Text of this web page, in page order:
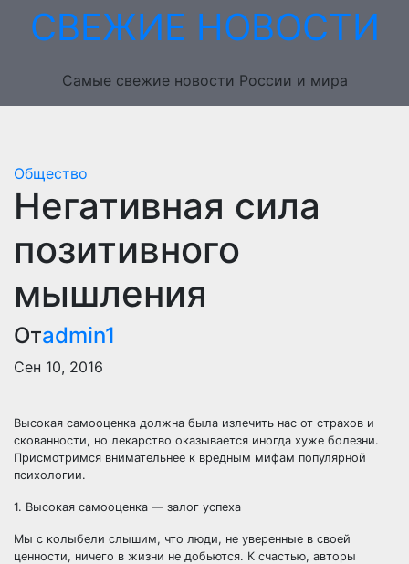
ПерейтиСВЕЖИЕ НОВОСТИ
Самые свежие новости России и мира
Общество
Негативная сила
позитивного
мышления
Отadmin1
Сен 10, 2016
Высокая самооценка должна была излечить нас от страхов и
скованности, но лекарство оказывается иногда хуже болезни.
Присмотримся внимательнее к вредным мифам популярной
психологии.
1. Высокая самооценка — залог успеха
Мы с колыбели слышим, что люди, не уверенные в своей
ценности, ничего в жизни не добьются. К счастью, авторы